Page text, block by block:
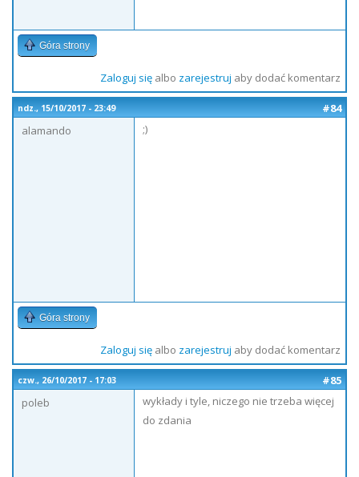
Góra strony
Zaloguj sięalbo zarejestruj aby dodać komentarz
ndz., 15/10/2017 - 23:49
#84
alamando
;)
Góra strony
Zaloguj sięalbo zarejestruj aby dodać komentarz
czw., 26/10/2017 - 17:03
#85
poleb
wykłady i tyle, niczego nie trzeba więcej
do zdania